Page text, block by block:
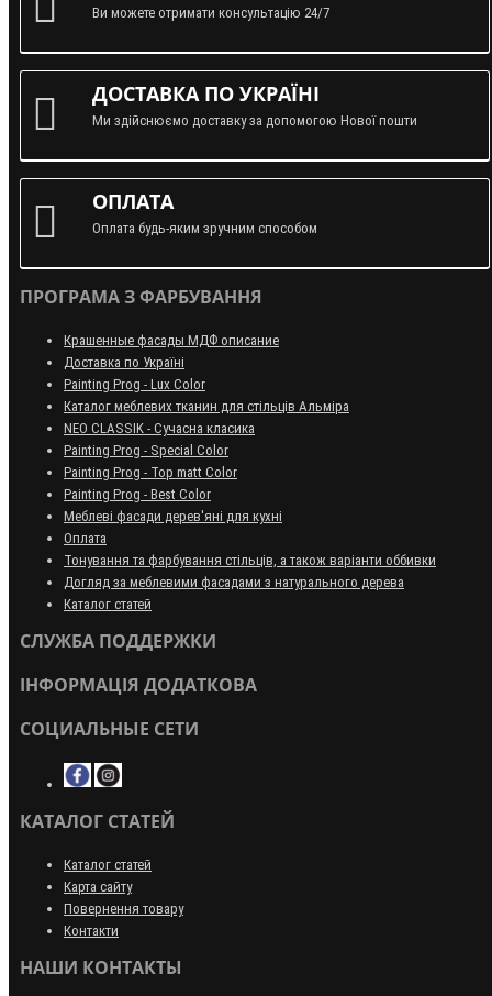
Ви можете отримати консультацію 24/7
ДОСТАВКА ПО УКРАЇНІ
Ми здійснюємо доставку за допомогою Нової пошти
ОПЛАТА
Оплата будь-яким зручним способом
ПРОГРАМА З ФАРБУВАННЯ
Крашенные фасады МДФ описание
Доставка по Україні
Painting Prog - Lux Color
Каталог меблевих тканин для стільців Альміра
NEO CLASSIK - Сучасна класика
Painting Prog - Special Color
Painting Prog - Top matt Color
Painting Prog - Best Color
Меблеві фасади дерев'яні для кухні
Оплата
Тонування та фарбування стільців, а також варіанти оббивки
Догляд за меблевими фасадами з натурального дерева
Каталог статей
СЛУЖБА ПОДДЕРЖКИ
ІНФОРМАЦІЯ ДОДАТКОВА
СОЦИАЛЬНЫЕ СЕТИ
КАТАЛОГ СТАТЕЙ
Каталог статей
Карта сайту
Повернення товару
Контакти
НАШИ КОНТАКТЫ